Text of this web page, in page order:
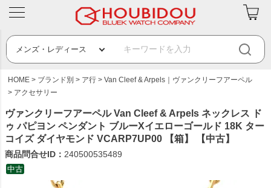
HOME ブランド別 ア行
Van Cleef & Arpels｜ヴァンクリーフアーペル
アクセサリー
ヴァンクリーフアーペル Van Cleef & Arpels ネックレス ド
ゥ パピヨン ペンダント ブルーXイエローゴールド 18K ター
コイズ ダイヤモンド VCARP7UP00 【箱】 【中古】
商品問合せID： 240500535489
中古